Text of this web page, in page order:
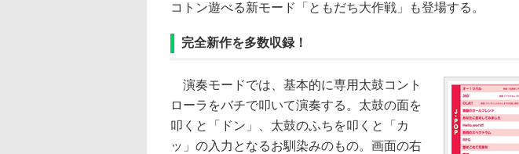
コトン遊べる新モード「ともだち大作戦」も登場する。
完全新作を多数収録！
演奏モードでは、基本的に専用太鼓コント
ローラをバチで叩いて演奏する。太鼓の面を
叩くと「ドン」、太鼓のふちを叩くと「カ
ッ」の入力となるお馴染みのもの。画面の右